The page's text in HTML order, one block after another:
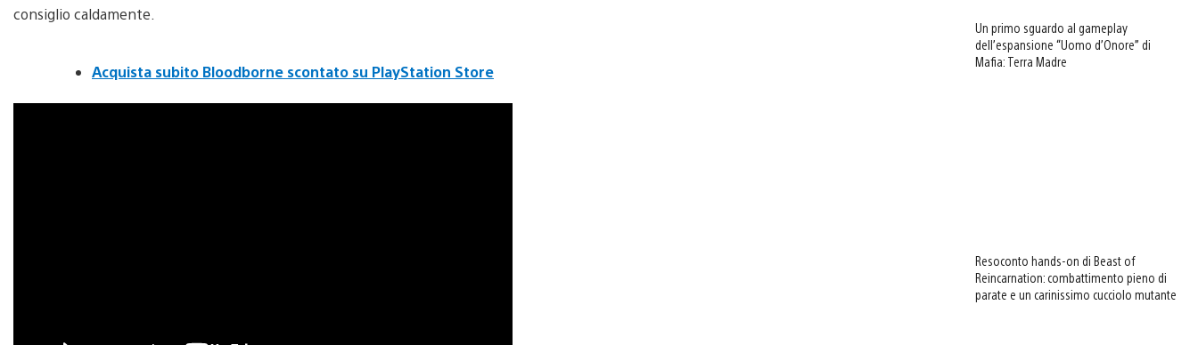
consiglio caldamente.
Acquista subito Bloodborne scontato su PlayStation Store
Un primo sguardo al gameplay
dell’espansione “Uomo d’Onore” di
Mafia: Terra Madre
Resoconto hands-on di Beast of
Reincarnation: combattimento pieno di
parate e un carinissimo cucciolo mutante